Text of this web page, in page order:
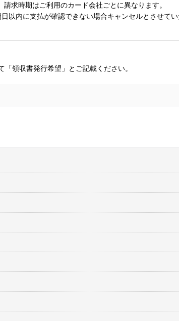
求時期はご利用のカード会社ごとに異なります。
以内に支払が確認できない場合キャンセルとさせて
領収書発行希望」とご記載ください。